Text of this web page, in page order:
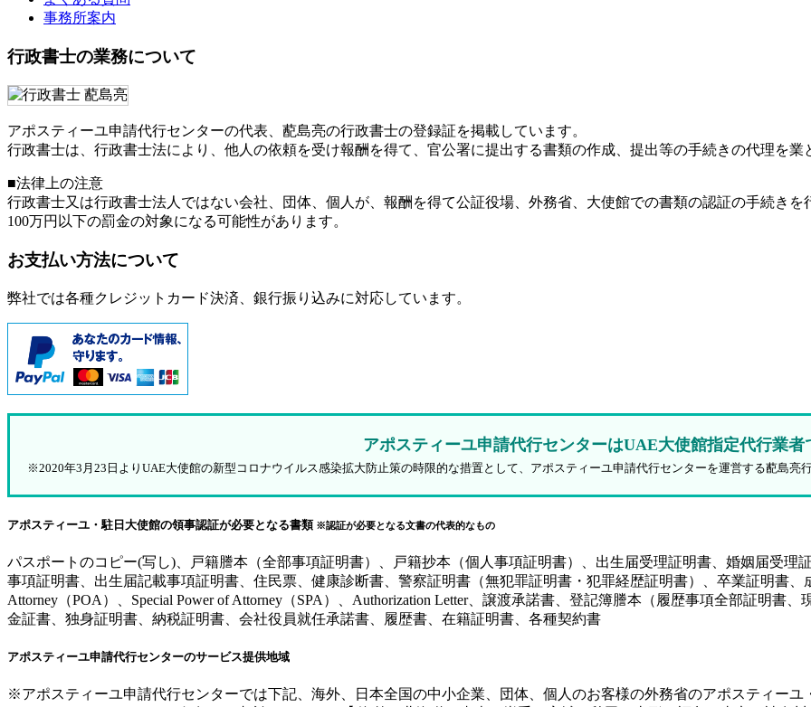
事務所案内
行政書士の業務について
アポスティーユ申請代行センターの代表、蓜島亮の行政書士の登録証を掲載しています。
行政書士は、行政書士法により、他人の依頼を受け報酬を得て、官公署に提出する書類の作成、提出等の手続きの代理を業
■法律上の注意
行政書士又は行政書士法人ではない会社、団体、個人が、報酬を得て公証役場、外務省、大使館での書類の認証の手続きを
100万円以下の罰金の対象になる可能性があります。
お支払い方法について
弊社では各種クレジットカード決済、銀行振り込みに対応しています。
アポスティーユ申請代行センターはUAE大使館指定代行業者
※2020年3月23日よりUAE大使館の新型コロナウイルス感染拡大防止策の時限的な措置として、アポスティーユ申請代行センターを運営する蓜島亮
アポスティーユ・駐日大使館の領事認証が必要となる書類 ※認証が必要となる文書の代表的なもの
パスポートのコピー(写し)、戸籍謄本（全部事項証明書）、戸籍抄本（個人事項証明書）、出生届受理証明書、婚姻届受理
事項証明書、出生届記載事項証明書、住民票、健康診断書、警察証明書（無犯罪証明書・犯罪経歴証明書）、卒業証明書、
Attorney（POA）、Special Power of Attorney（SPA）、Authorization Letter、譲渡承諾書、登記簿謄本（履歴事項全部証明書
金証書、独身証明書、納税証明書、会社役員就任承諾書、履歴書、在籍証明書、各種契約書
アポスティーユ申請代行センターのサービス提供地域
※アポスティーユ申請代行センターでは下記、海外、日本全国の中小企業、団体、個人のお客様の外務省のアポスティー